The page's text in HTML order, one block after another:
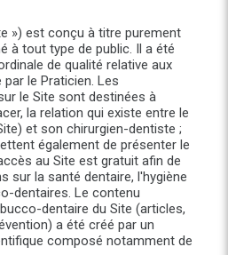
») est conçu à titre purement
à tout type de public. Il a été
de qualité relative aux
le Praticien. Les
le Site sont destinées à
la relation qui existe entre le
et son chirurgien-dentiste ;
également de présenter le
au Site est gratuit afin de
sur la santé dentaire, l'hygiène
dentaires. Le contenu
dentaire du Site (articles,
a été créé par un
composé notamment de